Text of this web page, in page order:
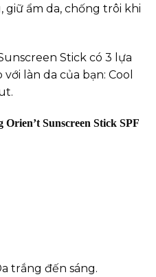
ẩm da, chống trôi khi
Stick có 3 lựa
làn da của bạn: Cool
Sunscreen Stick SPF
trắng đến sáng.